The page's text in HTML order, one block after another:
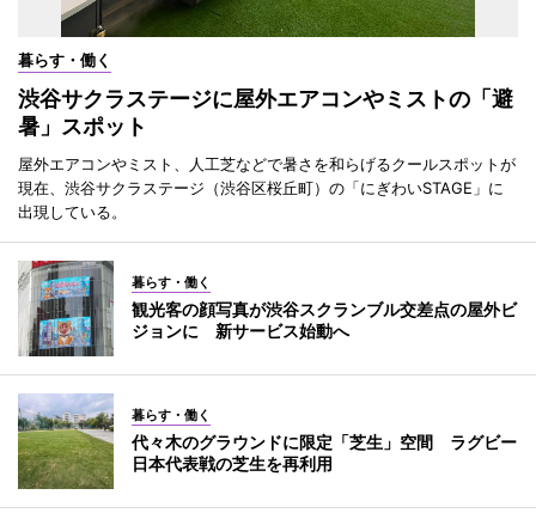
暮らす・働く
渋谷サクラステージに屋外エアコンやミストの「避
暑」スポット
屋外エアコンやミスト、人工芝などで暑さを和らげるクールスポットが
現在、渋谷サクラステージ（渋谷区桜丘町）の「にぎわいSTAGE」に
出現している。
暮らす・働く
観光客の顔写真が渋谷スクランブル交差点の屋外ビ
ジョンに 新サービス始動へ
暮らす・働く
代々木のグラウンドに限定「芝生」空間 ラグビー
日本代表戦の芝生を再利用